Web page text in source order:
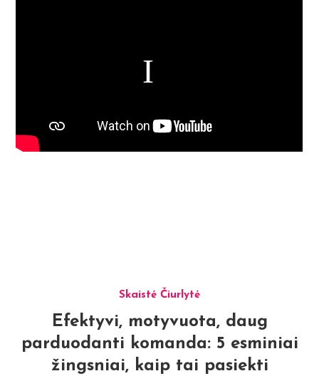
Skaistė Čiurlytė
Efektyvi, motyvuota, daug
parduodanti komanda: 5 esminiai
žingsniai, kaip tai pasiekti